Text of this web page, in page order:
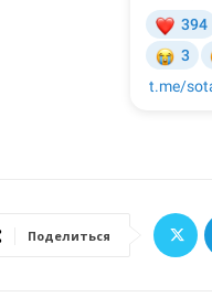
Поделиться